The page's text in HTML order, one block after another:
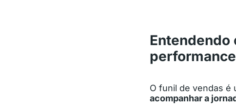
Entendendo
O funil de vendas é
acompanhar a